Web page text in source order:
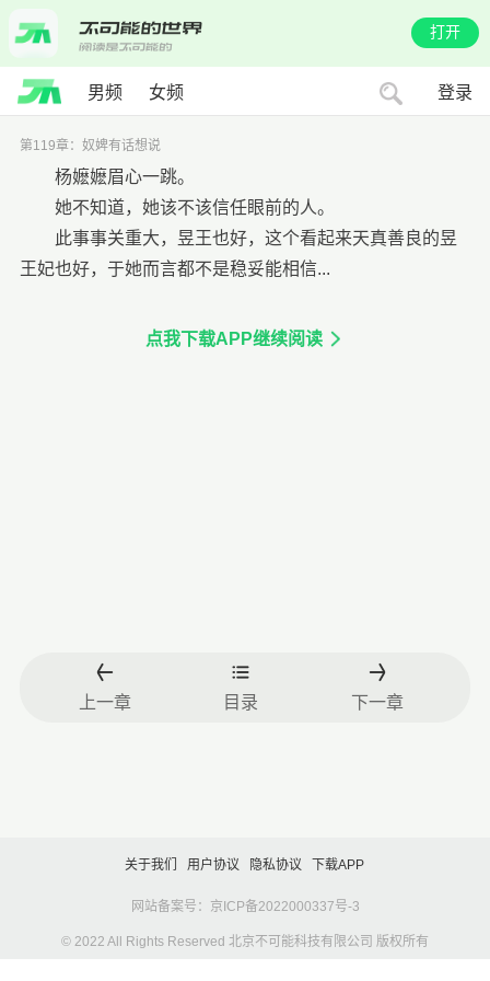
打开
男频 女频 登录
第119章：奴婢有话想说
杨嬷嬷眉心一跳。
她不知道，她该不该信任眼前的人。
此事事关重大，昱王也好，这个看起来天真善良的昱
王妃也好，于她而言都不是稳妥能相信...
点我下载APP继续阅读
上一章 目录 下一章
关于我们 用户协议 隐私协议 下载APP
网站备案号：京ICP备2022000337号-3
© 2022 All Rights Reserved 北京不可能科技有限公司 版权所有